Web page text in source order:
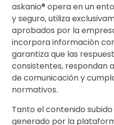
askanio® opera en un
y seguro, utiliza
aprobados por la
incorpora información
garantiza que las
consistentes, respondan
de comunicación y
normativos.
Tanto el contenido
generado por la